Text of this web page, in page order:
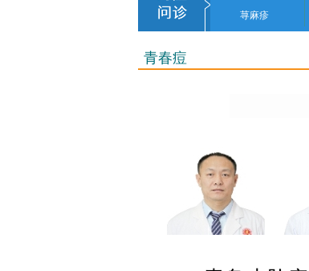
荨麻疹
青春痘